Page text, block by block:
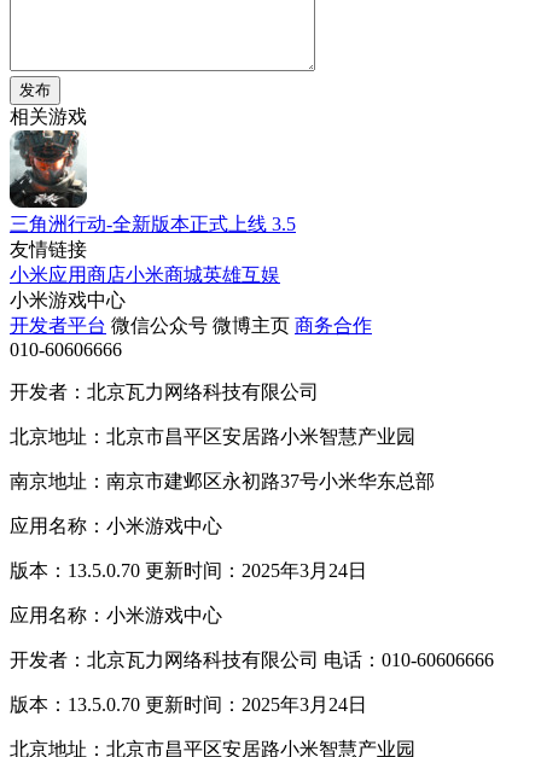
发布
相关游戏
三角洲行动-全新版本正式上线 3.5
友情链接
小米应用商店小米商城英雄互娱
小米游戏中心
开发者平台 微信公众号 微博主页 商务合作
010-60606666
开发者：北京瓦力网络科技有限公司
北京地址：北京市昌平区安居路小米智慧产业园
南京地址：南京市建邺区永初路37号小米华东总部
应用名称：小米游戏中心
版本：13.5.0.70 更新时间：2025年3月24日
应用名称：小米游戏中心
开发者：北京瓦力网络科技有限公司 电话：010-60606666
版本：13.5.0.70 更新时间：2025年3月24日
北京地址：北京市昌平区安居路小米智慧产业园